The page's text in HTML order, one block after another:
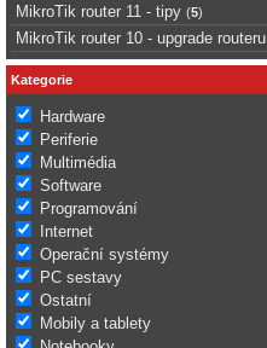
MikroTik router 11 - tipy (5)
MikroTik router 10 - upgrade routeru
Kategorie
Hardware
Periferie
Multimédia
Software
Programování
Internet
Operační systémy
PC sestavy
Ostatní
Mobily a tablety